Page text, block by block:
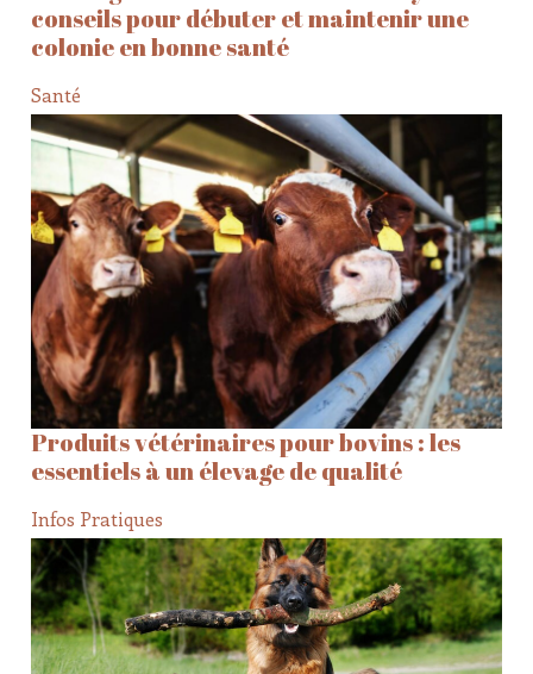
conseils pour débuter et maintenir une
colonie en bonne santé
Santé
Produits vétérinaires pour bovins : les
essentiels à un élevage de qualité
Infos Pratiques